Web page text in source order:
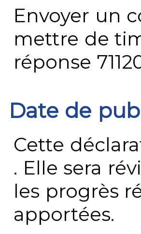
Envoyer un
mettre de
réponse
Date de
Cette
. Elle sera
les progrès
apportées.